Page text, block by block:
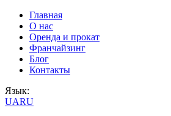
Главная
О нас
Оренда и прокат
Франчайзинг
Блог
Контакты
Язык:
UARU